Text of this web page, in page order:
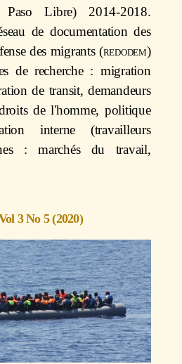
Libre) 2014-2018.
de documentation des
des migrants (redodem)
de recherche : migration
de transit, demandeurs
de l'homme, politique
interne (travailleurs
: marchés du travail,
3 No 5 (2020)